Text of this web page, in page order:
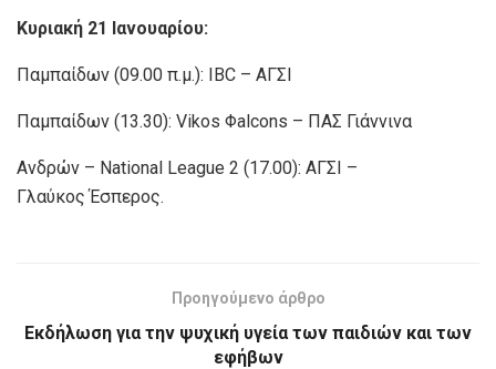
Κυριακή 21 Ιανουαρίου:
Παμπαίδων (09.00 π.μ.): IBC – ΑΓΣΙ
Παμπαίδων (13.30): Vikos Φalcons – ΠΑΣ Γιάννινα
Ανδρών – National League 2 (17.00): ΑΓΣΙ –
Γλαύκος Έσπερος.
Προηγούμενο άρθρο
Eκδήλωση για την ψυχική υγεία των παιδιών και των
εφήβων